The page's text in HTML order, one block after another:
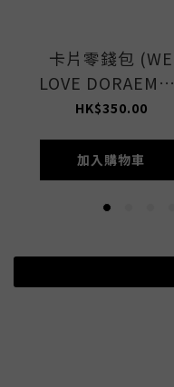
卡片零錢包 (WE
LOVE DORAEMON
ACC)
HK$350.00
加入購物車